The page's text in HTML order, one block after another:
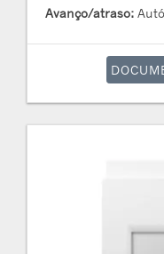
Avanço/atraso: